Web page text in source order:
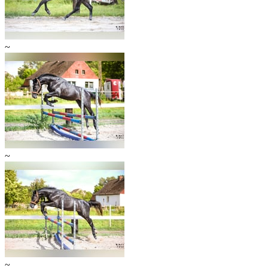
~
~
~